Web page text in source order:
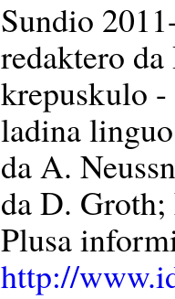
Sundio
redaktero
krepuskulo
ladina
da A.
da D.
Plusa
http://